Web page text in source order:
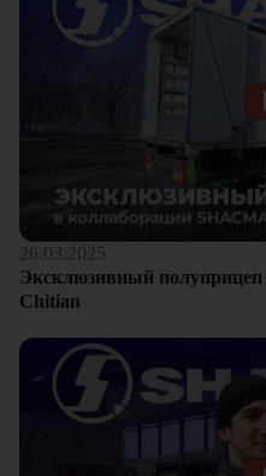
26.03.2025
Эксклюзивный полуприцеп
Chitian